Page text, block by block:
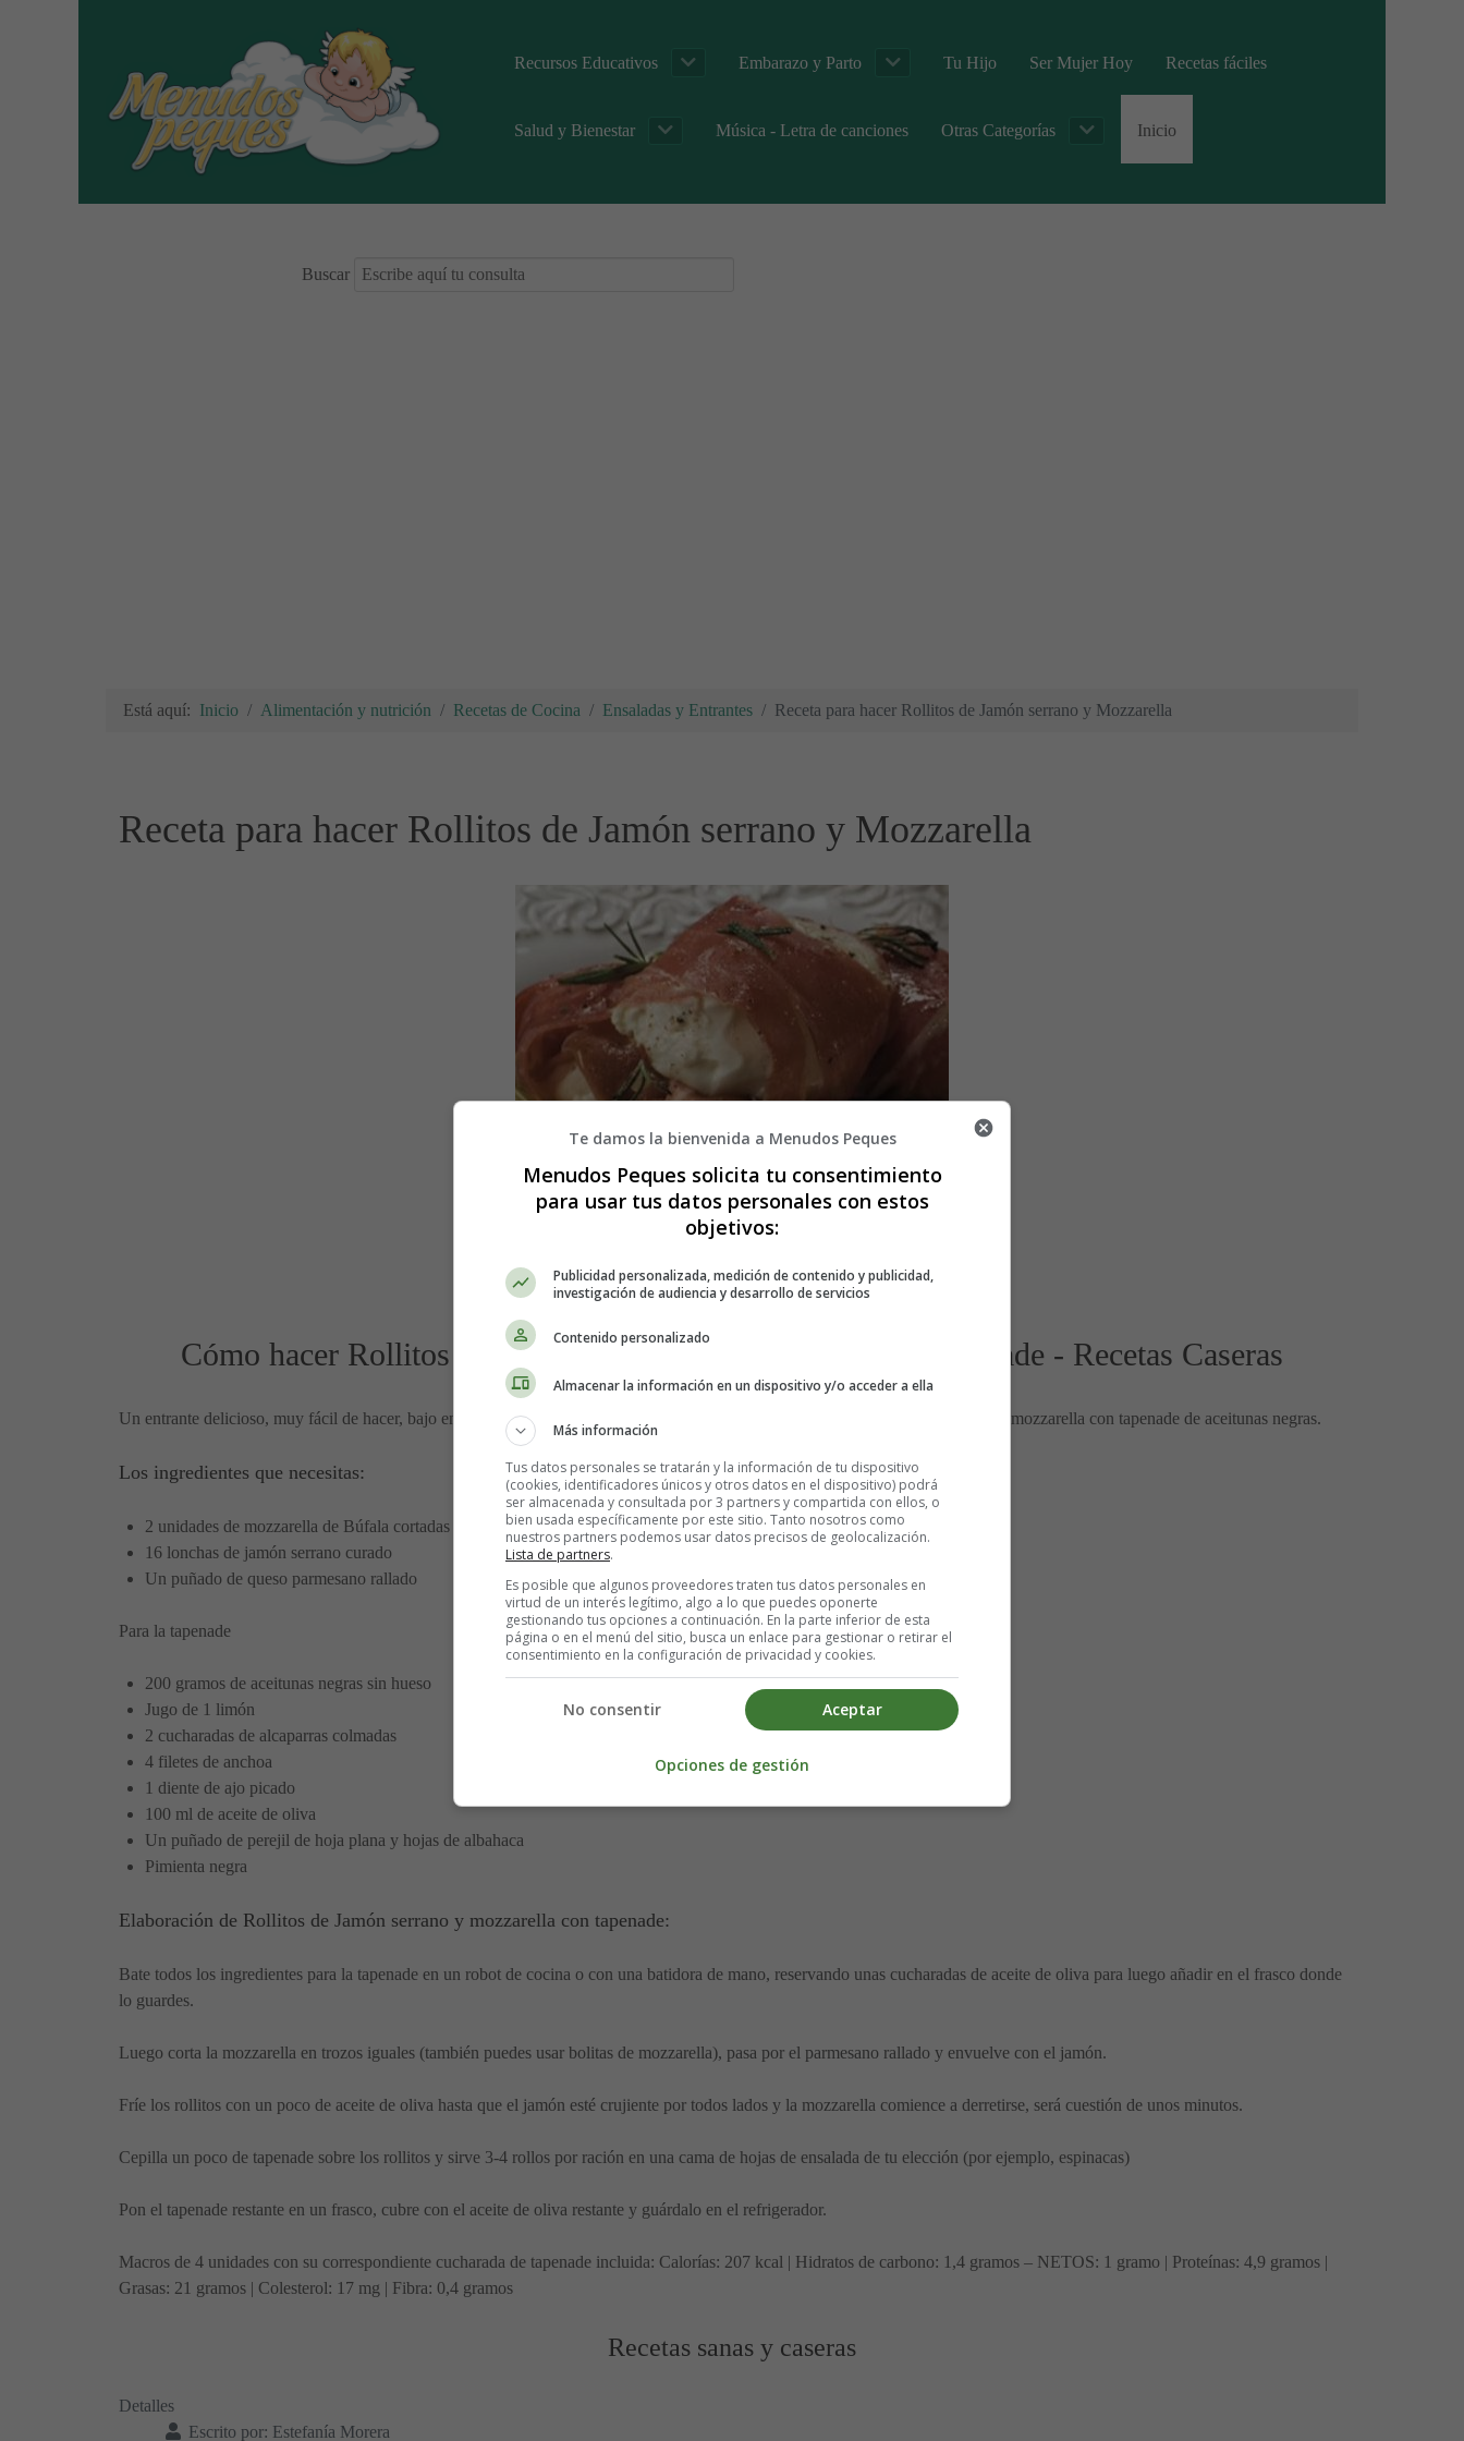
Recursos Educativos Embarazo y Parto Tu Hijo Ser Mujer Hoy Recetas fáciles
Salud y Bienestar Música - Letra de canciones Otras Categorías Inicio
Buscar
Está aquí: Inicio Alimentación y nutrición Recetas de Cocina Ensaladas y Entrantes Receta para hacer Rollitos de Jamón serrano y Mozzarella
Receta para hacer Rollitos de Jamón serrano y Mozzarella
Cómo hacer Rollitos de Jamón serrano y Mozzarella con tapenade - Recetas Caseras
Un entrante delicioso, muy fácil de hacer, bajo en carbohidratos. Disfruta de una explosión de sabores con estos rollos de jamón y mozzarella con tapenade de aceitunas negras.
Los ingredientes que necesitas:
2 unidades de mozzarella de Búfala cortadas en 8 piezas cada una
16 lonchas de jamón serrano curado
Un puñado de queso parmesano rallado
Para la tapenade
200 gramos de aceitunas negras sin hueso
Jugo de 1 limón
2 cucharadas de alcaparras colmadas
4 filetes de anchoa
1 diente de ajo picado
100 ml de aceite de oliva
Un puñado de perejil de hoja plana y hojas de albahaca
Pimienta negra
Elaboración de Rollitos de Jamón serrano y mozzarella con tapenade:
Bate todos los ingredientes para la tapenade en un robot de cocina o con una batidora de mano, reservando unas cucharadas de aceite de oliva para luego añadir en el frasco donde
lo guardes.
Luego corta la mozzarella en trozos iguales (también puedes usar bolitas de mozzarella), pasa por el parmesano rallado y envuelve con el jamón.
Fríe los rollitos con un poco de aceite de oliva hasta que el jamón esté crujiente por todos lados y la mozzarella comience a derretirse, será cuestión de unos minutos.
Cepilla un poco de tapenade sobre los rollitos y sirve 3-4 rollos por ración en una cama de hojas de ensalada de tu elección (por ejemplo, espinacas)
Pon el tapenade restante en un frasco, cubre con el aceite de oliva restante y guárdalo en el refrigerador.
Macros de 4 unidades con su correspondiente cucharada de tapenade incluida: Calorías: 207 kcal | Hidratos de carbono: 1,4 gramos – NETOS: 1 gramo | Proteínas: 4,9 gramos |
Grasas: 21 gramos | Colesterol: 17 mg | Fibra: 0,4 gramos
Recetas sanas y caseras
Detalles
Escrito por: Estefanía Morera
Te damos la bienvenida a Menudos Peques
Menudos Peques solicita tu consentimiento
para usar tus datos personales con estos
objetivos:
Publicidad personalizada, medición de contenido y publicidad,
investigación de audiencia y desarrollo de servicios
Contenido personalizado
Almacenar la información en un dispositivo y/o acceder a ella
Más información
Tus datos personales se tratarán y la información de tu dispositivo
(cookies, identificadores únicos y otros datos en el dispositivo) podrá
ser almacenada y consultada por 3 partners y compartida con ellos, o
bien usada específicamente por este sitio. Tanto nosotros como
nuestros partners podemos usar datos precisos de geolocalización.
Lista de partners.
Es posible que algunos proveedores traten tus datos personales en
virtud de un interés legítimo, algo a lo que puedes oponerte
gestionando tus opciones a continuación. En la parte inferior de esta
página o en el menú del sitio, busca un enlace para gestionar o retirar el
consentimiento en la configuración de privacidad y cookies.
Aceptar
No consentir
Opciones de gestión